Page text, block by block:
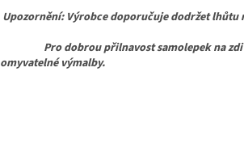
Upozornění: Výrobce doporučuje dodržet
Pro dobrou přilnavost samolepek na zdi
omyvatelné výmalby.